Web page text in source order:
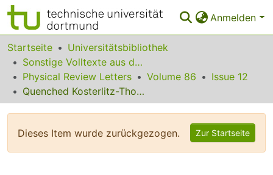
Anmelden
Bereiche & Sammlungen
Das gesamte Repositorium
Statistiken
Startseite
Universitätsbibliothek
Sonstige Volltexte aus dem Bibliotheksangebot
Physical Review Letters
Volume 86
Issue 12
Quenched Kosterlitz-Thouless Superfluid Transitions
Dieses Item wurde zurückgezogen. Zur Startseite